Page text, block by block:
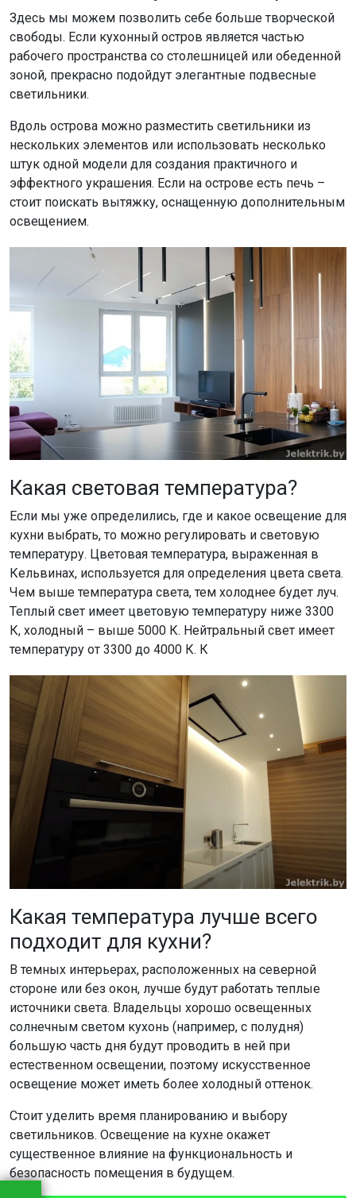
Здесь мы можем позволить себе больше творческой
свободы. Если кухонный остров является частью
рабочего пространства со столешницей или обеденной
зоной, прекрасно подойдут элегантные подвесные
светильники.
Вдоль острова можно разместить светильники из
нескольких элементов или использовать несколько
штук одной модели для создания практичного и
эффектного украшения. Если на острове есть печь –
стоит поискать вытяжку, оснащенную дополнительным
освещением.
Какая световая температура?
Если мы уже определились, где и какое освещение для
кухни выбрать, то можно регулировать и световую
температуру. Цветовая температура, выраженная в
Кельвинах, используется для определения цвета света.
Чем выше температура света, тем холоднее будет луч.
Теплый свет имеет цветовую температуру ниже 3300
К, холодный – выше 5000 К. Нейтральный свет имеет
температуру от 3300 до 4000 К. К
Какая температура лучше всего
подходит для кухни?
В темных интерьерах, расположенных на северной
стороне или без окон, лучше будут работать теплые
источники света. Владельцы хорошо освещенных
солнечным светом кухонь (например, с полудня)
большую часть дня будут проводить в ней при
естественном освещении, поэтому искусственное
освещение может иметь более холодный оттенок.
Стоит уделить время планированию и выбору
светильников. Освещение на кухне окажет
существенное влияние на функциональность и
безопасность помещения в будущем.